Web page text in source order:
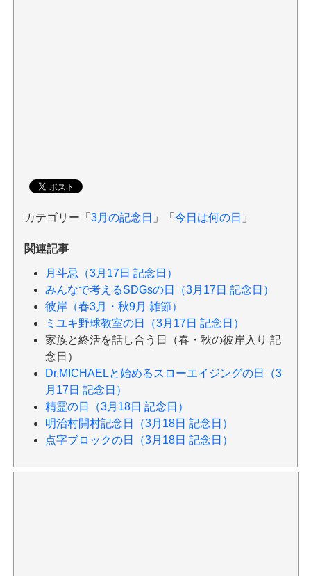
カテゴリー「 3月の記念日 」「 今日は何の日 」
関連記事
月斗忌（3月17日 記念日）
みんなで考えるSDGsの日（3月17日 記念日）
彼岸（春3月・秋9月 雑節）
ミユキ野球教室の日（3月17日 記念日）
家族と終活を話し合う日（春・秋の彼岸入り 記
念日）
Dr.MICHAELと始めるスローエイジングの日（3
月17日 記念日）
精霊の日（3月18日 記念日）
明治村開村記念日（3月18日 記念日）
点字ブロックの日（3月18日 記念日）